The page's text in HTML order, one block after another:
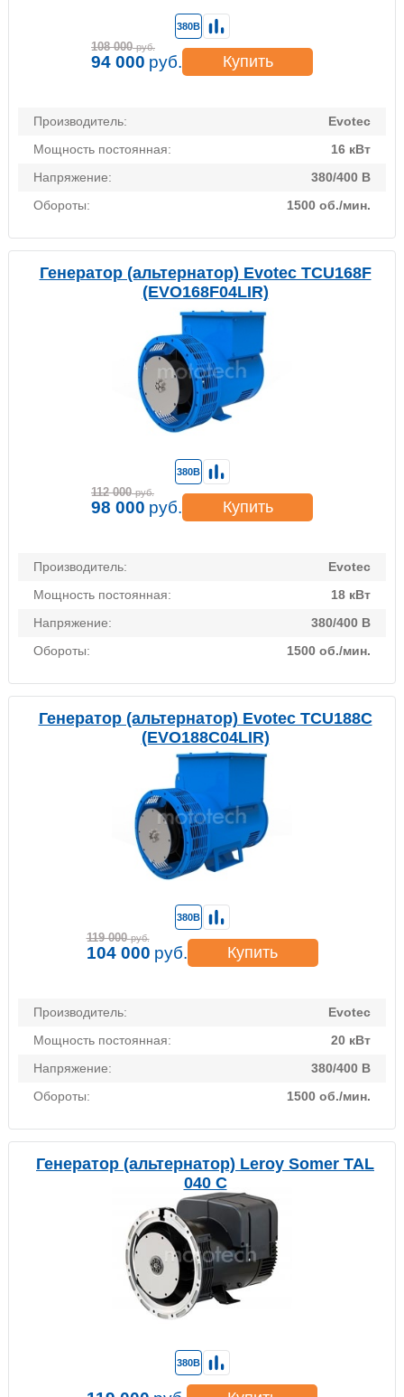
Производитель:
Evotec
Мощность постоянная:
16 кВт
Напряжение:
380/400 В
Обороты:
1500 об./мин.
380В
108 000 руб.
94 000 руб. Купить
Генератор (альтернатор) Evotec TCU168F
(EVO168F04LIR)
Производитель:
Evotec
Мощность постоянная:
18 кВт
Напряжение:
380/400 В
Обороты:
1500 об./мин.
380В
112 000 руб.
98 000 руб. Купить
Генератор (альтернатор) Evotec TCU188C
(EVO188C04LIR)
Производитель:
Evotec
Мощность постоянная:
20 кВт
Напряжение:
380/400 В
Обороты:
1500 об./мин.
380В
119 000 руб.
104 000 руб. Купить
Генератор (альтернатор) Leroy Somer TAL
040 C
380В